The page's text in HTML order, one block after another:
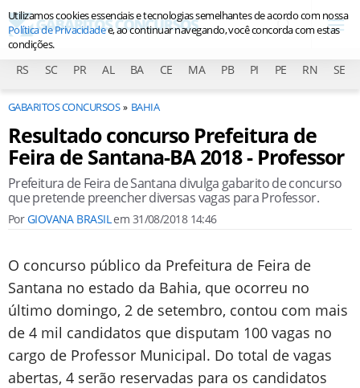
RS SC PR AL BA CE MA PB PI PE RN SE
GABARITOS CONCURSOS BAHIA
Resultado concurso Prefeitura de
Feira de Santana-BA 2018 - Professor
Prefeitura de Feira de Santana divulga gabarito de concurso
que pretende preencher diversas vagas para Professor.
PorGIOVANA BRASILem 31/08/2018 14:46
O concurso público da Prefeitura de Feira de
Santana no estado da Bahia, que ocorreu no
último domingo, 2 de setembro, contou com mais
de 4 mil candidatos que disputam 100 vagas no
cargo de Professor Municipal. Do total de vagas
abertas, 4 serão reservadas para os candidatos
Utilizamos cookies essenciais e tecnologias semelhantes de acordo com nossa
Política de Privacidadee, ao continuar navegando, você concorda com estas
condições.